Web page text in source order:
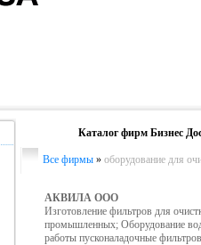
Каталог фирм Бизнес
Все фирмы » оборудование для
АКВИЛА ООО
Изготовление фильтров для
промышленных; Оборудование
работы пусконаладочные